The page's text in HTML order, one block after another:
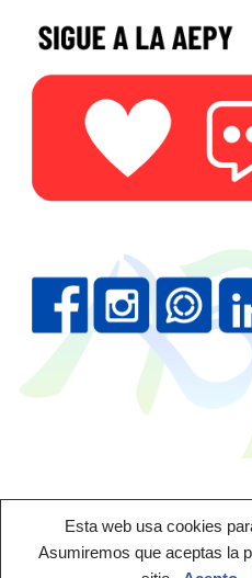
Esta web usa cookies
Asumiremos que aceptas la